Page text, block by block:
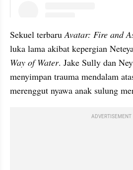
Sekuel terbaru Avatar: Fire and
luka lama akibat kepergian
Way of Water. Jake Sully dan
menyimpan trauma mendalam
merenggut nyawa anak sulung
ADVERTISEMENT